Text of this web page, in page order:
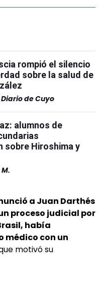
rompió el silencio
sobre la salud de
de Cuyo
alumnos de
sobre Hiroshima y
a Juan Darthés
proceso judicial por
había
médico con un
motivó su